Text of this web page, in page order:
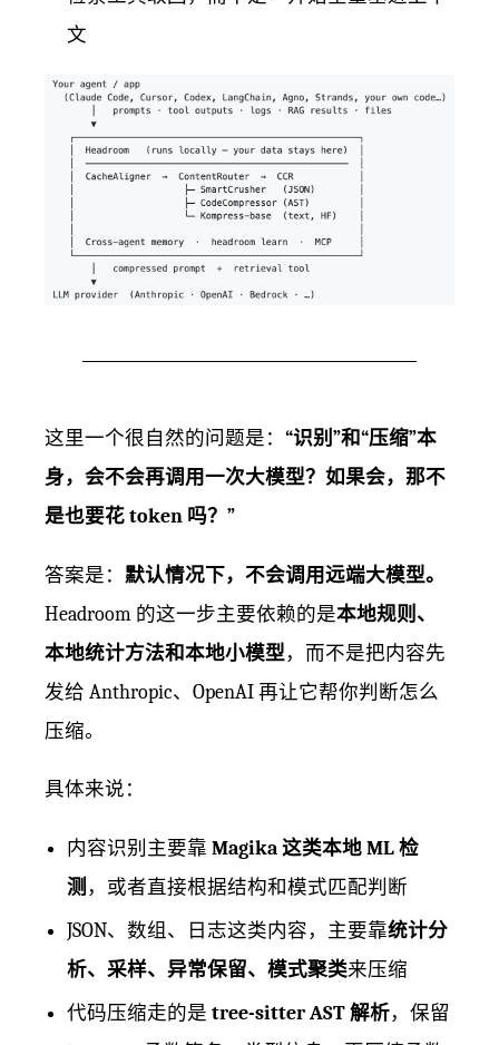
文
这里一个很自然的问题是： “识别”和“压缩”本
身，会不会再调用一次大模型？如果会，那不
是也要花 token 吗？”
答案是： 默认情况下，不会调用远端大模型。
Headroom 的这一步主要依赖的是本地规则、
本地统计方法和本地小模型 ，而不是把内容先
发给 Anthropic、OpenAI 再让它帮你判断怎么
压缩。
具体来说：
内容识别主要靠 Magika 这类本地 ML 检
测 ，或者直接根据结构和模式匹配判断
JSON、数组、日志这类内容，主要靠统计分
析、采样、异常保留、模式聚类来压缩
代码压缩走的是 tree-sitter AST 解析，保留